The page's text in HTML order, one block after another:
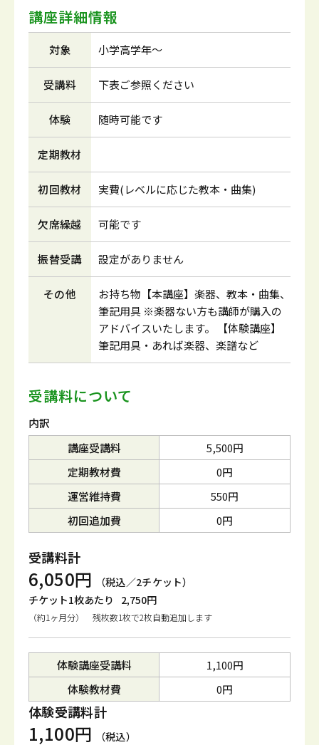
講座詳細情報
対象 小学高学年～
受講料 下表ご参照ください
体験 随時可能です
定期教材
初回教材 実費(レベルに応じた教本・曲集)
欠席繰越 可能です
振替受講 設定がありません
その他
お持ち物【本講座】楽器、教本・曲集、
筆記用具 ※楽器ない方も講師が購入の
アドバイスいたします。 【体験講座】
筆記用具・あれば楽器、楽譜など
受講料について
内訳
講座受講料
5,500円
定期教材費
0円
運営維持費
550円
初回追加費
0円
受講料計
6,050円
（税込／2チケット）
チケット1枚あたり
2,750円
（約1ヶ月分） 残枚数1枚で2枚自動追加します
体験講座受講料
1,100円
体験教材費
0円
体験受講料計
1,100円 （税込）